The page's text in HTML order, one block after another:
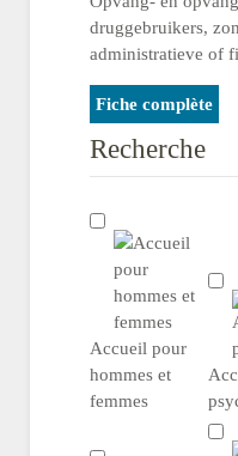
druggebruikers,
administratieve of
Fiche complète
Recherche
Accueil pour
hommes et
femmes